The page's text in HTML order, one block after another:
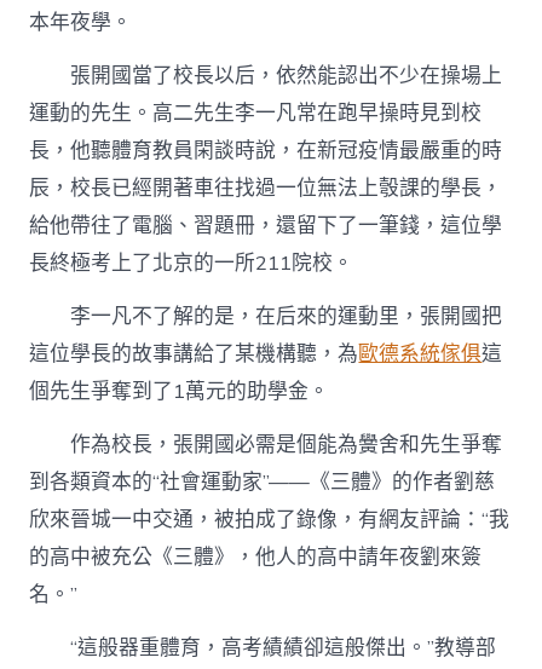
本年夜學。
張開國當了校長以后，依然能認出不少在操場上
運動的先生。高二先生李一凡常在跑早操時見到校
長，他聽體育教員閑談時說，在新冠疫情最嚴重的時
辰，校長已經開著車往找過一位無法上彀課的學長，
給他帶往了電腦、習題冊，還留下了一筆錢，這位學
長終極考上了北京的一所211院校。
李一凡不了解的是，在后來的運動里，張開國把
這位學長的故事講給了某機構聽，為歐德系統傢俱這
個先生爭奪到了1萬元的助學金。
作為校長，張開國必需是個能為黌舍和先生爭奪
到各類資本的“社會運動家”——《三體》的作者劉慈
欣來晉城一中交通，被拍成了錄像，有網友評論：“我
的高中被充公《三體》，他人的高中請年夜劉來簽
名。”
“這般器重體育，高考績績卻這般傑出。”教導部